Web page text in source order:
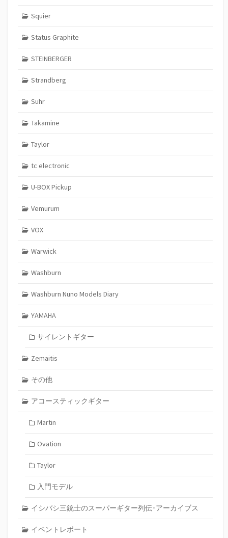
Squier
Status Graphite
STEINBERGER
Strandberg
Suhr
Takamine
Taylor
tc electronic
U-BOX Pickup
Vemurum
VOX
Warwick
Washburn
Washburn Nuno Models Diary
YAMAHA
サイレントギター
Zemaitis
その他
アコースティックギター
Martin
Ovation
Taylor
入門モデル
イシバシ三銃士のスーパーギター列伝･アーカイブス
イベントレポート